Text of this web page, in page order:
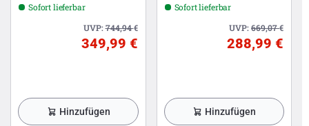
Sofort lieferbar
UVP:744,94€
349,99 €
Hinzufügen
Sofort lieferbar
UVP:669,07€
288,99 €
Hinzufügen